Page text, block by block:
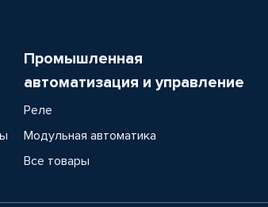
Промышленная
автоматизация и управление
Реле
Модульная автоматика
Все товары